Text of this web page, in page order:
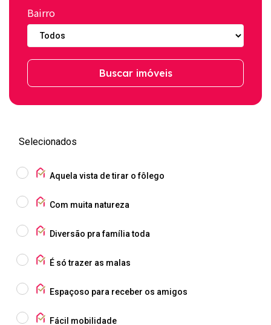
Bairro
Buscar imóveis
Selecionados
Aquela vista de tirar o fôlego
Com muita natureza
Diversão pra família toda
É só trazer as malas
Espaçoso para receber os amigos
Fácil mobilidade